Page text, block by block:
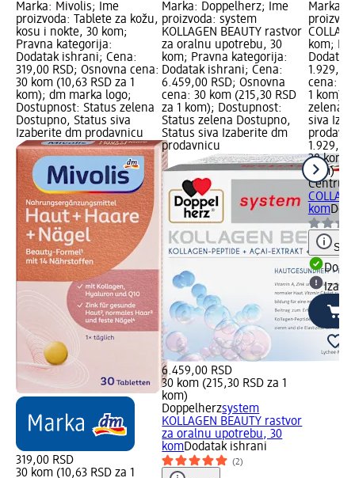
Marka: Mivolis; Ime
proizvoda: Tablete za kožu,
kosu i nokte, 30 kom;
Pravna kategorija:
Dodatak ishrani; Cena:
319,00 RSD; Osnovna cena:
30 kom (10,63 RSD za 1
kom); dm marka logo;
Dostupnost: Status zelena
Dostupno, Status siva
Izaberite dm prodavnicu
319,00 RSD
30 kom (10,63 RSD za 1
Marka: Doppelherz; Ime
proizvoda: system
KOLLAGEN BEAUTY rastvor
za oralnu upotrebu, 30
kom; Pravna kategorija:
Dodatak ishrani; Cena:
6.459,00 RSD; Osnovna
cena: 30 kom (215,30 RSD
za 1 kom); Dostupnost:
Status zelena Dostupno,
Status siva Izaberite dm
prodavnicu
6.459,00 RSD
30 kom (215,30 RSD za 1
kom)
Doppelherzsystem
KOLLAGEN BEAUTY rastvor
za oralnu upotrebu, 30
komDodatak ishrani
(2)
Marka:
kom;
1.929,00
cena: 30
1 kom);
zelena
siva
1.929,00
30 kom
kom)
Centrum
kom